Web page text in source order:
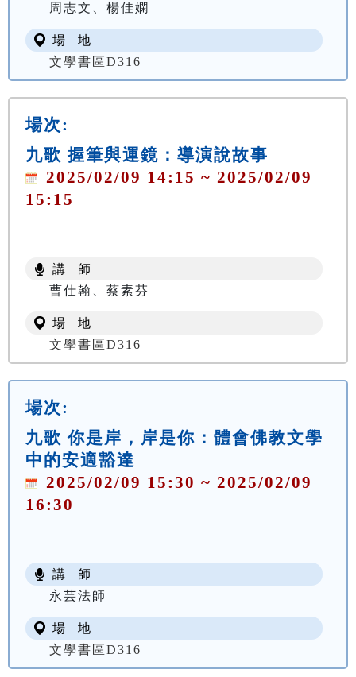
周志文、楊佳嫻
場 地
文學書區D316
場次:
九歌 握筆與運鏡：導演說故事
2025/02/09 14:15 ~ 2025/02/09
15:15
講 師
曹仕翰、蔡素芬
場 地
文學書區D316
場次:
九歌 你是岸，岸是你：體會佛教文學
中的安適豁達
2025/02/09 15:30 ~ 2025/02/09
16:30
講 師
永芸法師
場 地
文學書區D316